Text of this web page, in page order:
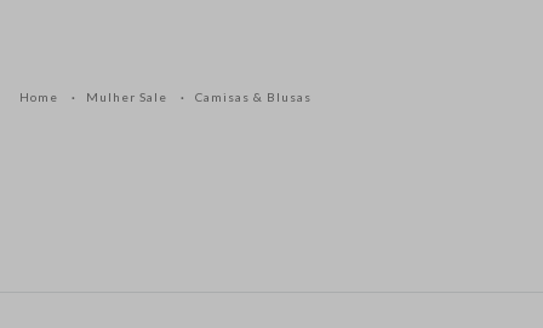
Home Mulher Sale Camisas & Blusas